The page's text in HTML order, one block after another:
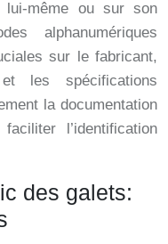
même ou sur son
alphanumériques
sur le fabricant,
les spécifications
la documentation
l’identification
des galets: